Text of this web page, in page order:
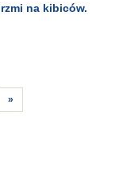
na kibiców.
»